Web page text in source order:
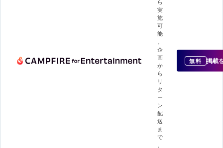
実
施
可
能
企
画
か
ら
リ
タ
ー
ン
配
送
ま
で
無料 掲載